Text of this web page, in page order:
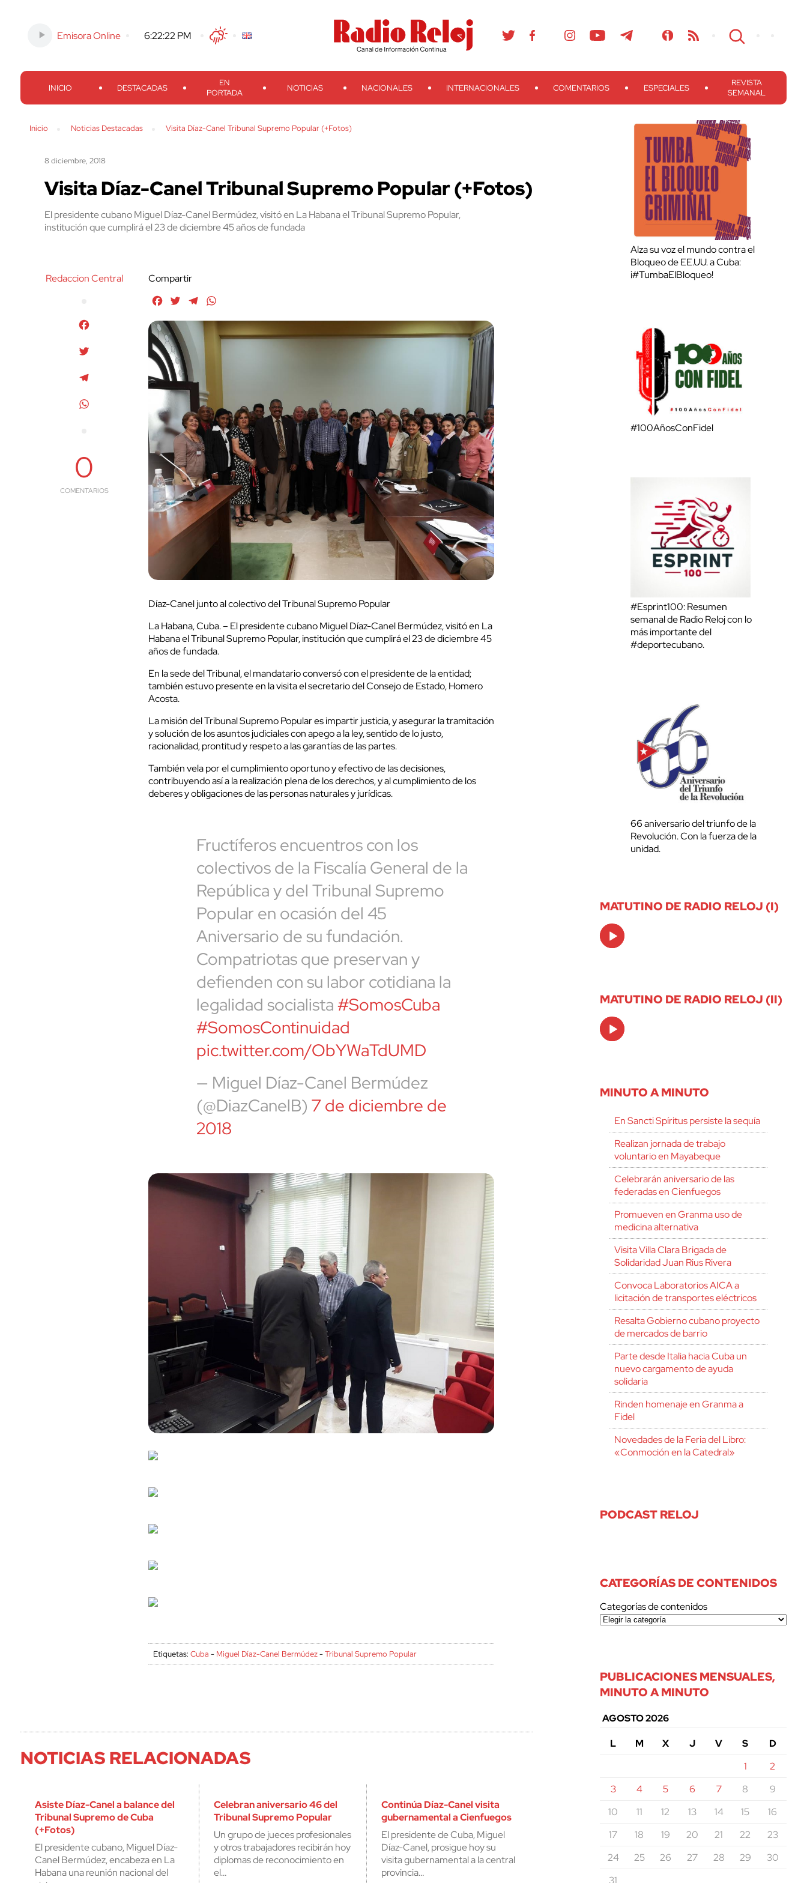
cerrar
Emisora Online 6:22:24 PM TwitterFacebook
Threads
Instagram TelegramTeveo Ivoox RSS Search
INICIO DESTACADAS
EN
PORTADA
NOTICIAS NACIONALES INTERNACIONALES COMENTARIOS ESPECIALES
REVISTA
SEMANAL
Inicio Noticias Destacadas Visita Díaz-Canel Tribunal Supremo Popular (+Fotos)
8 diciembre, 2018
Visita Díaz-Canel Tribunal Supremo Popular (+Fotos)
El presidente cubano Miguel Díaz-Canel Bermúdez, visitó en La Habana el Tribunal Supremo Popular,
institución que cumplirá el 23 de diciembre 45 años de fundada
Redaccion Central
0
COMENTARIOS
Compartir
FacebookTwitterTelegram
Díaz-Canel junto al colectivo del Tribunal Supremo Popular
La Habana, Cuba. – El presidente cubano Miguel Díaz-Canel Bermúdez, visitó en La
Habana el Tribunal Supremo Popular, institución que cumplirá el 23 de diciembre 45
años de fundada.
En la sede del Tribunal, el mandatario conversó con el presidente de la entidad;
también estuvo presente en la visita el secretario del Consejo de Estado, Homero
Acosta.
La misión del Tribunal Supremo Popular es impartir justicia, y asegurar la tramitación
y solución de los asuntos judiciales con apego a la ley, sentido de lo justo,
racionalidad, prontitud y respeto a las garantías de las partes.
También vela por el cumplimiento oportuno y efectivo de las decisiones,
contribuyendo así a la realización plena de los derechos, y al cumplimiento de los
deberes y obligaciones de las personas naturales y jurídicas.
Fructíferos encuentros con los
colectivos de la Fiscalía General de la
República y del Tribunal Supremo
Popular en ocasión del 45
Aniversario de su fundación.
Compatriotas que preservan y
defienden con su labor cotidiana la
legalidad socialista#SomosCuba
#SomosContinuidad
pic.twitter.com/ObYWaTdUMD
— Miguel Díaz-Canel Bermúdez
(@DiazCanelB)7 de diciembre de
2018
Etiquetas:Cuba - Miguel Díaz-Canel Bermúdez-Tribunal Supremo Popular
NOTICIAS RELACIONADAS
Asiste Díaz-Canel a balance del
Tribunal Supremo de Cuba
(+Fotos)
El presidente cubano, Miguel Díaz-
Canel Bermúdez, encabeza en La
Habana una reunión nacional del
Celebran aniversario 46 del
Tribunal Supremo Popular
Un grupo de jueces profesionales
y otros trabajadores recibirán hoy
diplomas de reconocimiento en
el…
Continúa Díaz-Canel visita
gubernamental a Cienfuegos
El presidente de Cuba, Miguel
Díaz-Canel, prosigue hoy su
visita gubernamental a la central
provincia…
Alza su voz el mundo contra el
Bloqueo de EE.UU. a Cuba:
¡#TumbaElBloqueo!
#100AñosConFidel
#Esprint100: Resumen
semanal de Radio Reloj con lo
más importante del
#deportecubano.
66 aniversario del triunfo de la
Revolución. Con la fuerza de la
unidad.
MATUTINO DE RADIO RELOJ (I)
Audio
Player
MATUTINO DE RADIO RELOJ (II)
Audio
Player
MINUTO A MINUTO
En Sancti Spíritus persiste la sequía
Realizan jornada de trabajo
voluntario en Mayabeque
Celebrarán aniversario de las
federadas en Cienfuegos
Promueven en Granma uso de
medicina alternativa
Visita Villa Clara Brigada de
Solidaridad Juan Rius Rivera
Convoca Laboratorios AICA a
licitación de transportes eléctricos
Resalta Gobierno cubano proyecto
de mercados de barrio
Parte desde Italia hacia Cuba un
nuevo cargamento de ayuda
solidaria
Rinden homenaje en Granma a
Fidel
Novedades de la Feria del Libro:
«Conmoción en la Catedral»
PODCAST RELOJ
CATEGORÍAS DE CONTENIDOS
Categorías de contenidos
PUBLICACIONES MENSUALES,
MINUTO A MINUTO
AGOSTO 2026
L
M X J V S
D
1
2
3
4 5 6 7 8
9
10
11 12 13 14 15
16
17
18 19 20 21 22
23
24
25 26 27 28 29
30